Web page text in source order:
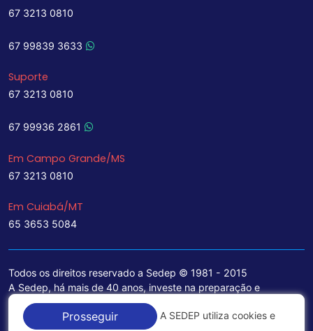
67 3213 0810
67 99839 3633
Suporte
67 3213 0810
67 99936 2861
Em Campo Grande/MS
67 3213 0810
Em Cuiabá/MT
65 3653 5084
Todos os direitos reservado a Sedep © 1981 - 2015
A Sedep, há mais de 40 anos, investe na preparação e
treinamento de funcionários e na aquisição de tecnologia de
ponta para a ampliação de seu portfólio de serviços voltados
Prosseguir A SEDEP utiliza cookies e